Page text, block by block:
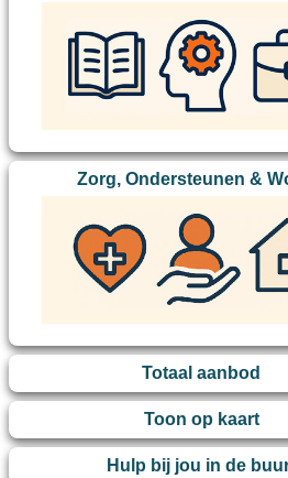
Zorg, Ondersteunen &
Totaal aanbod
Toon op kaart
Hulp bij jou in de